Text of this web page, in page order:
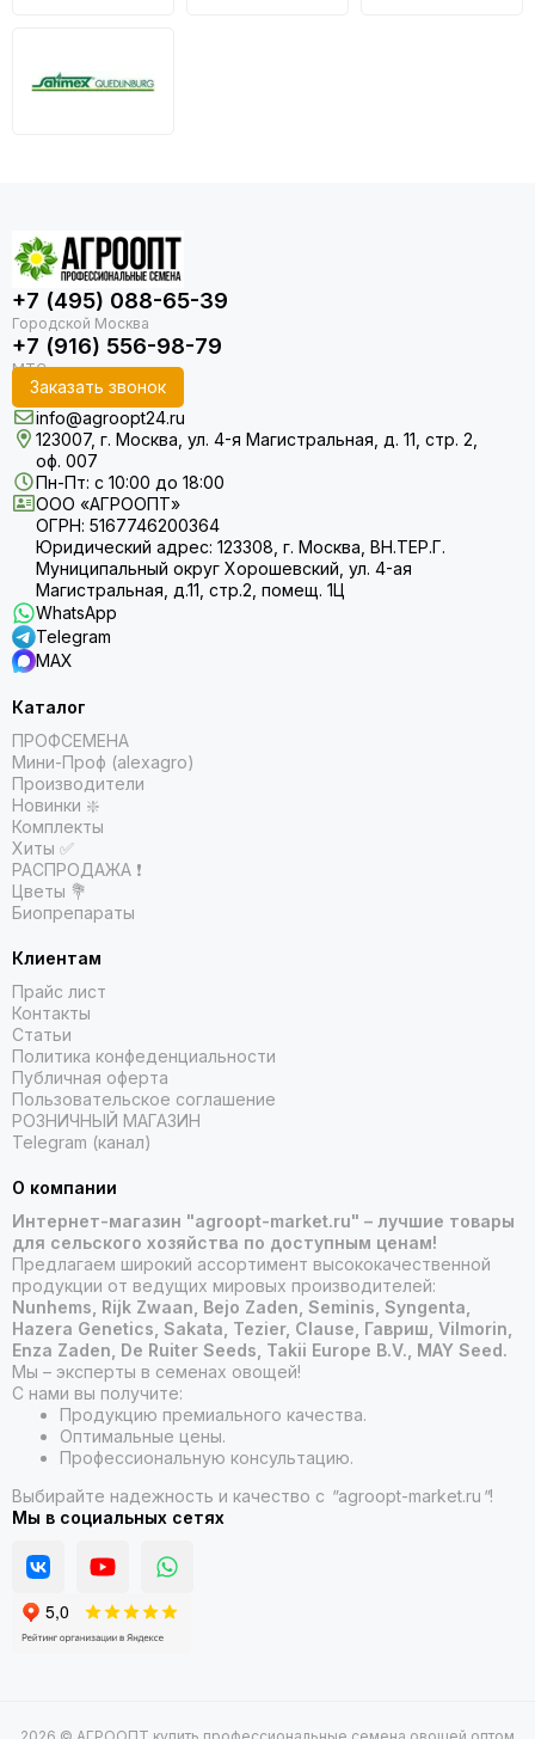
+7 (495) 088-65-39
+7 (916) 556-98-79
Заказать звонок
info@agroopt24.ru
123007, г. Москва, ул. 4-я Магистральная, д. 11, стр. 2,
оф. 007
Пн-Пт: с 10:00 до 18:00
ООО «АГРООПТ»
ОГРН: 5167746200364
Юридический адрес: 123308, г. Москва, ВН.ТЕР.Г.
Муниципальный округ Хорошевский, ул. 4-ая
Магистральная, д.11, стр.2, помещ. 1Ц
WhatsApp
Telegram
MAX
Каталог
ПРОФСЕМЕНА
Мини-Проф (alexagro)
Производители
Новинки ❇️
Комплекты
Хиты ✅
РАСПРОДАЖА ❗️
Цветы 💐
Биопрепараты
Клиентам
Прайс лист
Контакты
Статьи
Политика конфеденциальности
Публичная оферта
Пользовательское соглашение
РОЗНИЧНЫЙ МАГАЗИН
Telegram (канал)
О компании
Интернет-магазин "agroopt-market.ru" – лучшие товары
для сельского хозяйства по доступным ценам!
Предлагаем широкий ассортимент высококачественной
продукции от ведущих мировых производителей:
Nunhems, Rijk Zwaan, Bejo Zaden, Seminis, Syngenta,
Hazera Genetics, Sakata, Tezier, Clause, Гавриш, Vilmorin,
Enza Zaden, De Ruiter Seeds, Takii Europe B.V., MAY Seed.
Мы – эксперты в семенах овощей!
С нами вы получите:
Продукцию премиального качества.
Оптимальные цены.
Профессиональную консультацию.
Выбирайте надежность и качество с "agroopt-market.ru "!
Мы в социальных сетях